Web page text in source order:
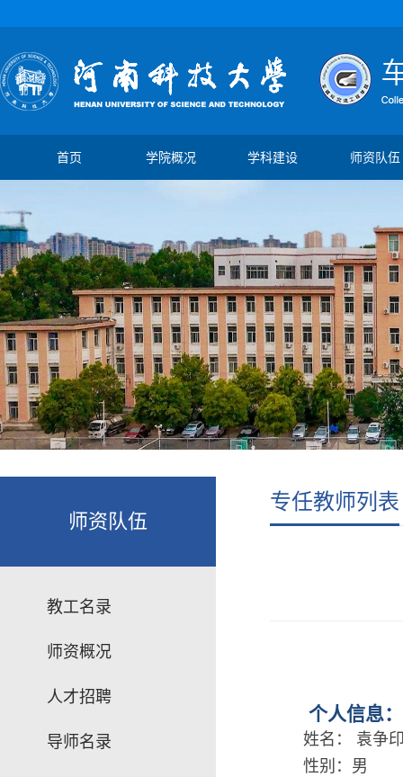
首页 学院概况 学科建设 师资队伍
师资队伍
教工名录
师资概况
人才招聘
导师名录
专任教师列表
个人信息：
姓名：
袁争
性别：男